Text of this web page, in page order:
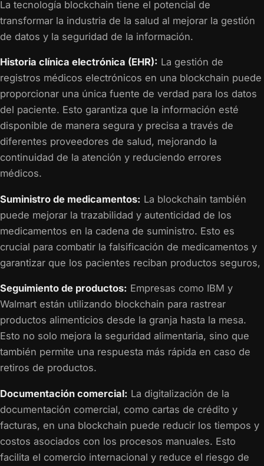
La tecnología blockchain tiene el potencial de
transformar la industria de la salud al mejorar la gestión
de datos y la seguridad de la información.
Historia clínica electrónica (EHR): La gestión de
registros médicos electrónicos en una blockchain puede
proporcionar una única fuente de verdad para los datos
del paciente. Esto garantiza que la información esté
disponible de manera segura y precisa a través de
diferentes proveedores de salud, mejorando la
continuidad de la atención y reduciendo errores
médicos.
Suministro de medicamentos: La blockchain también
puede mejorar la trazabilidad y autenticidad de los
medicamentos en la cadena de suministro. Esto es
crucial para combatir la falsificación de medicamentos y
garantizar que los pacientes reciban productos seguros,
Seguimiento de productos: Empresas como IBM y
Walmart están utilizando blockchain para rastrear
productos alimenticios desde la granja hasta la mesa.
Esto no solo mejora la seguridad alimentaria, sino que
también permite una respuesta más rápida en caso de
retiros de productos.
Documentación comercial: La digitalización de la
documentación comercial, como cartas de crédito y
facturas, en una blockchain puede reducir los tiempos y
costos asociados con los procesos manuales. Esto
facilita el comercio internacional y reduce el riesgo de